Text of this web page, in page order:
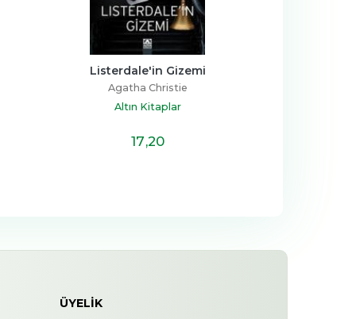
Listerdale'in Gizemi
Agatha Christie
Altın Kitaplar
17,20
ÜYELIK